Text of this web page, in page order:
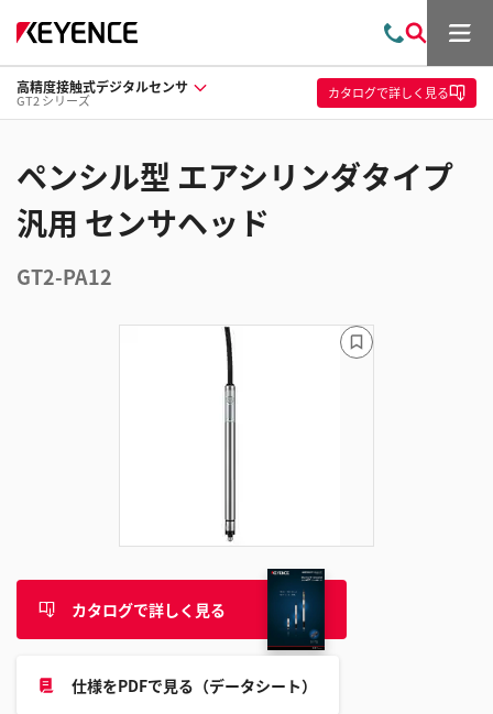
問
い
合
わ
索
メ
ュ
ー
高精度接触式デジタルセンサ
GT2 シリーズ カタログで詳しく見る
ペンシル型 エアシリンダタイプ
汎用 センサヘッド
GT2-PA12
カタログで詳しく見る
仕様をPDFで見る（データシート）
ブ
ッ